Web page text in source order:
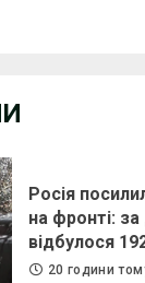
Росія
на фронті:
відбулося
20 години